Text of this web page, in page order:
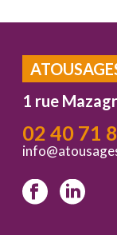
1 rue
02 40 71